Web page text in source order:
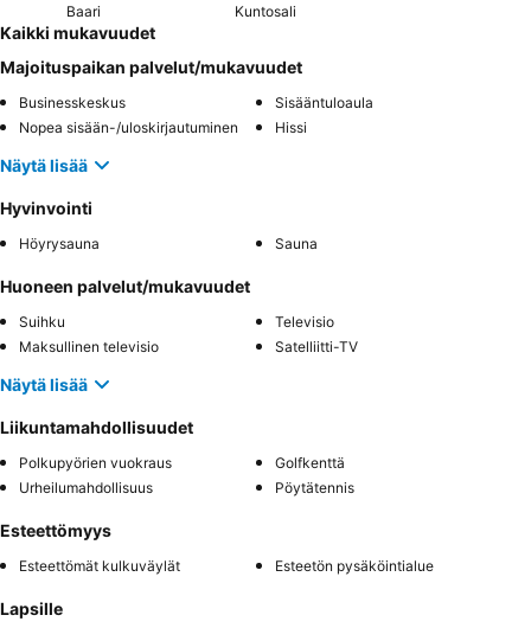
Baari Kuntosali
Kaikki mukavuudet
Majoituspaikan palvelut/mukavuudet
Businesskeskus
Sisääntuloaula
Nopea sisään-/uloskirjautuminen
Hissi
Näytä lisää
Hyvinvointi
Höyrysauna Sauna
Huoneen palvelut/mukavuudet
Suihku
Televisio
Maksullinen televisio
Satelliitti-TV
Näytä lisää
Liikuntamahdollisuudet
Polkupyörien vuokraus
Golfkenttä
Urheilumahdollisuus
Pöytätennis
Esteettömyys
Esteettömät kulkuväylät Esteetön pysäköintialue
Lapsille